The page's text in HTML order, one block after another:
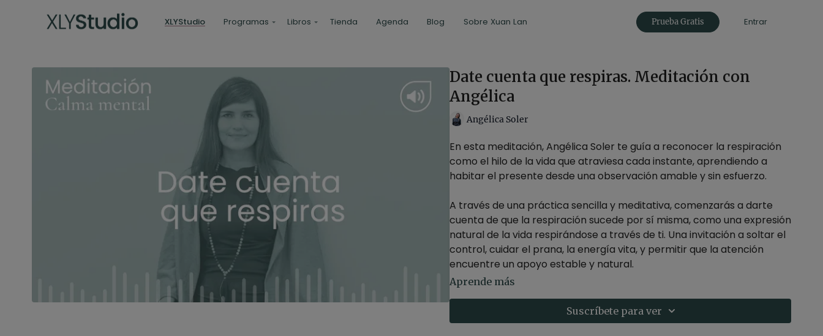
XLYStudio Programas Libros Tienda Agenda Blog Sobre Xuan Lan Prueba Gratis Entrar
Date cuenta que respiras. Meditación con
Angélica
Angélica Soler
En esta meditación, Angélica Soler te guía a reconocer la respiración
como el hilo de la vida que atraviesa cada instante, aprendiendo a
habitar el presente desde una observación amable y sin esfuerzo.
A través de una práctica sencilla y meditativa, comenzarás a darte
cuenta de que la respiración sucede por sí misma, como una expresión
natural de la vida respirándose a través de ti. Una invitación a soltar el
control, cuidar el prana, la energía vita, y permitir que la atención
encuentre un apoyo estable y natural.
un recorrido de presencia, respiración y consciencia.
Aprende más
Suscríbete para ver